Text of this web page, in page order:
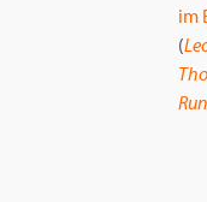
im
(